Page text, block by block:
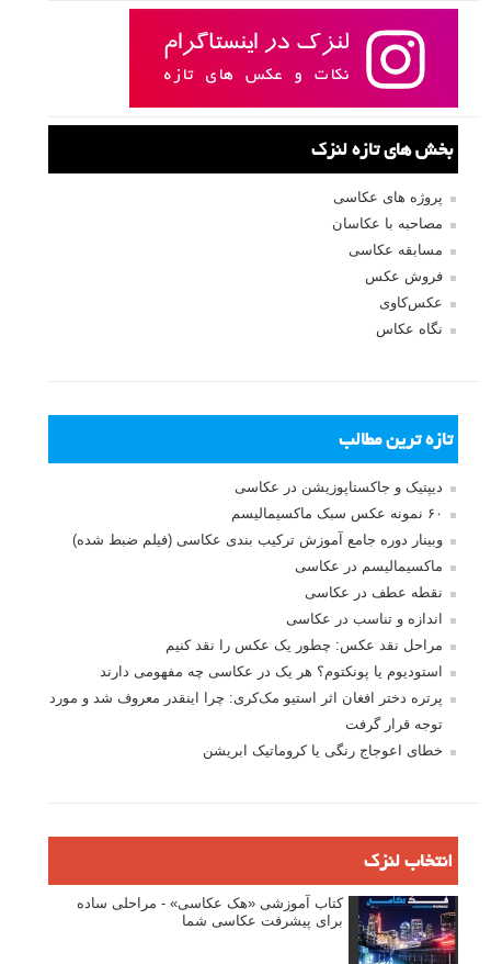
بخش های تازه لنزک
پروژه های عکاسی
مصاحبه با عکاسان
مسابقه عکاسی
فروش عکس
عکس‌کاوی
نگاه عکاس
تازه ترین مطالب
دیپتیک و جاکستا‌پوزیشن در عکاسی
۶۰ نمونه عکس سبک ماکسیمالیسم
وبینار دوره جامع آموزش ترکیب بندی عکاسی (فیلم ضبط شده)
ماکسیمالیسم در عکاسی
نقطه عطف در عکاسی
اندازه و تناسب در عکاسی
مراحل نقد عکس: چطور یک عکس را نقد کنیم
استودیوم یا پونکتوم؟ هر یک در عکاسی چه مفهومی دارند
پرتره دختر افغان اثر استیو مک‌کری: چرا اینقدر معروف شد و مورد
توجه قرار گرفت
خطای اعوجاج رنگی یا کروماتیک ابریشن
انتخاب لنزک
کتاب آموزشی «هک عکاسی» - مراحلی ساده
برای پیشرفت عکاسی شما